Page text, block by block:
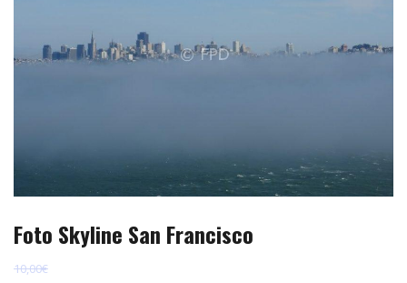
Foto Skyline San Francisco
10,00€
s
t